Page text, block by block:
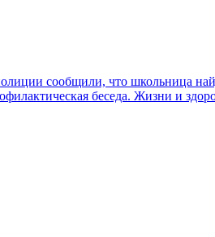
сообщили, что школьница
беседа. Жизни и